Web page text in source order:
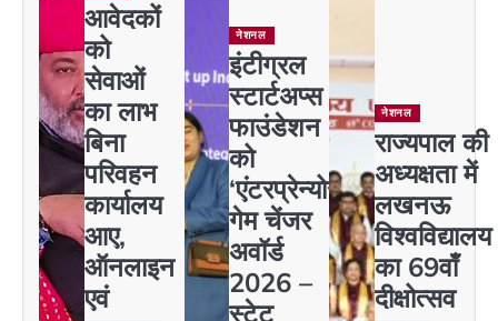
आवेदकों
को
सेवाओं
का लाभ
बिना
परिवहन
कार्यालय
आए,
ऑनलाइन
एवं
नेशनल
इंटीग्रल
स्टार्टअप्स
फाउंडेशन
को
‘एंटरप्रेन्योर
गेम चेंजर
अवॉर्ड
2026 –
स्टेट
नेशनल
राज्यपाल की
अध्यक्षता में
लखनऊ
विश्वविद्यालय
का 69वाँ
दीक्षोत्सव